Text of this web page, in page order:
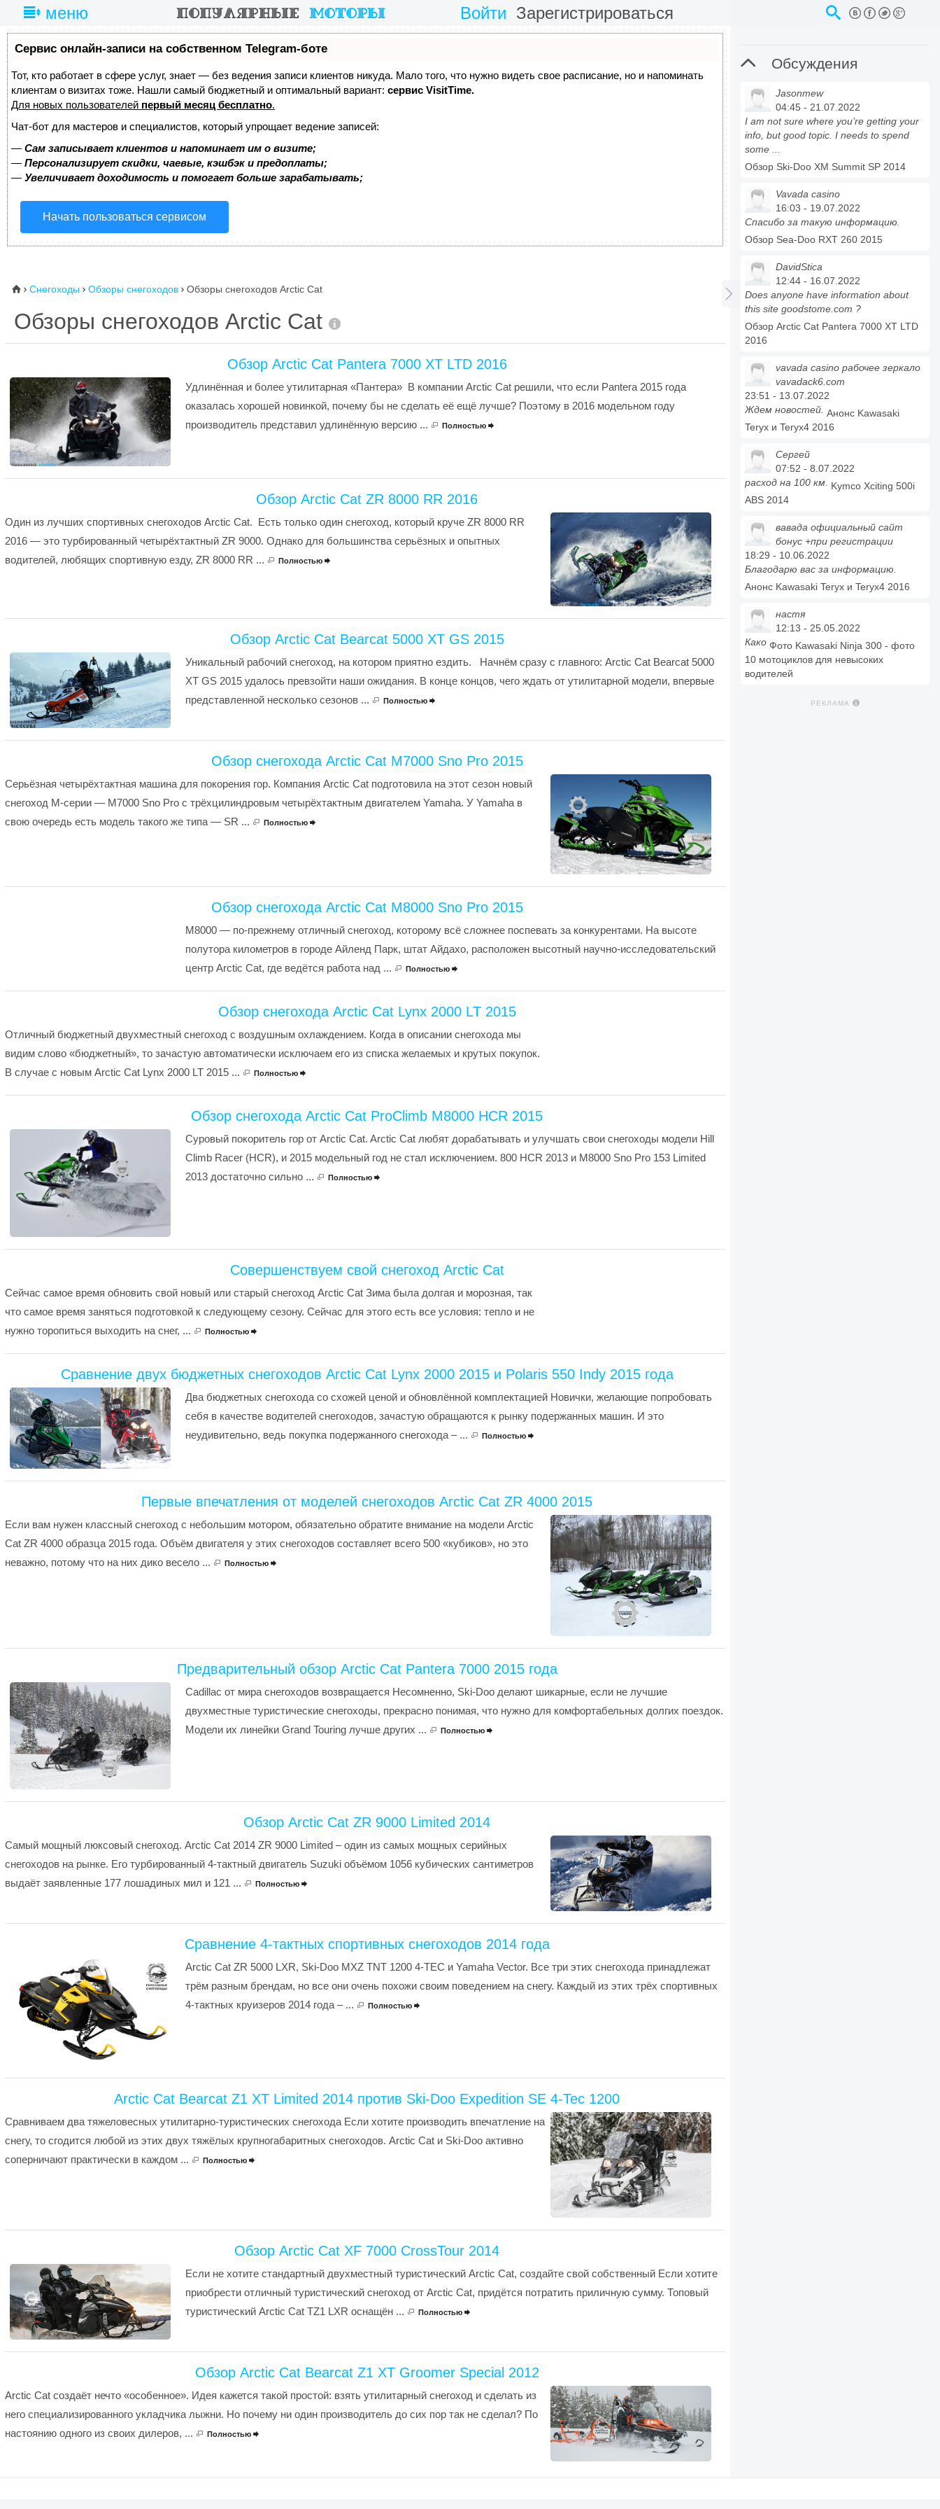
меню Войти Зарегистрироваться
Сервис онлайн-записи на собственном Telegram-боте
Тот, кто работает в сфере услуг, знает — без ведения записи клиентов никуда. Мало того, что нужно видеть свое расписание, но и напоминать
клиентам о визитах тоже. Нашли самый бюджетный и оптимальный вариант: сервис VisitTime.
Для новых пользователей первый месяц бесплатно.
Чат-бот для мастеров и специалистов, который упрощает ведение записей:
— Сам записывает клиентов и напоминает им о визите;
— Персонализирует скидки, чаевые, кэшбэк и предоплаты;
— Увеличивает доходимость и помогает больше зарабатывать;
Начать пользоваться сервисом
⌂  Снегоходы  Обзоры снегоходов  Обзоры снегоходов Arctic Cat
Обзоры снегоходов Arctic Cat
Обзор Arctic Cat Pantera 7000 XT LTD 2016
Удлинённая и более утилитарная «Пантера» В компании Arctic Cat решили, что если Pantera 2015 года
оказалась хорошей новинкой, почему бы не сделать её ещё лучше? Поэтому в 2016 модельном году
производитель представил удлинённую версию ...
Полностью 
Обзор Arctic Cat ZR 8000 RR 2016
Один из лучших спортивных снегоходов Arctic Cat. Есть только один снегоход, который круче ZR 8000 RR
2016 — это турбированный четырёхтактный ZR 9000. Однако для большинства серьёзных и опытных
водителей, любящих спортивную езду, ZR 8000 RR ...
Полностью 
Обзор Arctic Cat Bearcat 5000 XT GS 2015
Уникальный рабочий снегоход, на котором приятно ездить. Начнём сразу с главного: Arctic Cat Bearcat 5000
XT GS 2015 удалось превзойти наши ожидания. В конце концов, чего ждать от утилитарной модели, впервые
представленной несколько сезонов ...
Полностью 
Обзор снегохода Arctic Cat M7000 Sno Pro 2015
Серьёзная четырёхтактная машина для покорения гор. Компания Arctic Cat подготовила на этот сезон новый
снегоход M-серии — M7000 Sno Pro с трёхцилиндровым четырёхтактным двигателем Yamaha. У Yamaha в
свою очередь есть модель такого же типа — SR ...
Полностью 
Обзор снегохода Arctic Cat M8000 Sno Pro 2015
M8000 — по-прежнему отличный снегоход, которому всё сложнее поспевать за конкурентами. На высоте
полутора километров в городе Айленд Парк, штат Айдахо, расположен высотный научно-исследовательский
центр Arctic Cat, где ведётся работа над ...
Полностью 
Обзор снегохода Arctic Cat Lynx 2000 LT 2015
Отличный бюджетный двухместный снегоход с воздушным охлаждением. Когда в описании снегохода мы
видим слово «бюджетный», то зачастую автоматически исключаем его из списка желаемых и крутых покупок.
В случае с новым Arctic Cat Lynx 2000 LT 2015 ...
Полностью 
Обзор снегохода Arctic Cat ProClimb M8000 HCR 2015
Суровый покоритель гор от Arctic Cat. Arctic Cat любят дорабатывать и улучшать свои снегоходы модели Hill
Climb Racer (HCR), и 2015 модельный год не стал исключением. 800 HCR 2013 и M8000 Sno Pro 153 Limited
2013 достаточно сильно ...
Полностью 
Совершенствуем свой снегоход Arctic Cat
Сейчас самое время обновить свой новый или старый снегоход Arctic Cat Зима была долгая и морозная, так
что самое время заняться подготовкой к следующему сезону. Сейчас для этого есть все условия: тепло и не
нужно торопиться выходить на снег, ...
Полностью 
Сравнение двух бюджетных снегоходов Arctic Cat Lynx 2000 2015 и Polaris 550 Indy 2015 года
Два бюджетных снегохода со схожей ценой и обновлённой комплектацией Новички, желающие попробовать
себя в качестве водителей снегоходов, зачастую обращаются к рынку подержанных машин. И это
неудивительно, ведь покупка подержанного снегохода – ...
Полностью 
Первые впечатления от моделей снегоходов Arctic Cat ZR 4000 2015
Если вам нужен классный снегоход с небольшим мотором, обязательно обратите внимание на модели Arctic
Cat ZR 4000 образца 2015 года. Объём двигателя у этих снегоходов составляет всего 500 «кубиков», но это
неважно, потому что на них дико весело ...
Полностью 
Предварительный обзор Arctic Cat Pantera 7000 2015 года
Cadillac от мира снегоходов возвращается Несомненно, Ski-Doo делают шикарные, если не лучшие
двухместные туристические снегоходы, прекрасно понимая, что нужно для комфортабельных долгих поездок.
Модели их линейки Grand Touring лучше других ...
Полностью 
Обзор Arctic Cat ZR 9000 Limited 2014
Самый мощный люксовый снегоход. Arctic Cat 2014 ZR 9000 Limited – один из самых мощных серийных
снегоходов на рынке. Его турбированный 4-тактный двигатель Suzuki объёмом 1056 кубических сантиметров
выдаёт заявленные 177 лошадиных мил и 121 ...
Полностью 
Сравнение 4-тактных спортивных снегоходов 2014 года
Arctic Cat ZR 5000 LXR, Ski-Doo MXZ TNT 1200 4-TEC и Yamaha Vector. Все три этих снегохода принадлежат
трём разным брендам, но все они очень похожи своим поведением на снегу. Каждый из этих трёх спортивных
4-тактных круизеров 2014 года – ...
Полностью 
Arctic Cat Bearcat Z1 XT Limited 2014 против Ski-Doo Expedition SE 4-Tec 1200
Сравниваем два тяжеловесных утилитарно-туристических снегохода Если хотите производить впечатление на
снегу, то сгодится любой из этих двух тяжёлых крупногабаритных снегоходов. Arctic Cat и Ski-Doo активно
соперничают практически в каждом ...
Полностью 
Обзор Arctic Cat XF 7000 CrossTour 2014
Если не хотите стандартный двухместный туристический Arctic Cat, создайте свой собственный Если хотите
приобрести отличный туристический снегоход от Arctic Cat, придётся потратить приличную сумму. Топовый
туристический Arctic Cat TZ1 LXR оснащён ...
Полностью 
Обзор Arctic Cat Bearcat Z1 XT Groomer Special 2012
Arctic Cat создаёт нечто «особенное». Идея кажется такой простой: взять утилитарный снегоход и сделать из
него специализированного укладчика лыжни. Но почему ни один производитель до сих пор так не сделал? По
настоянию одного из своих дилеров, ...
Полностью 

 Обсуждения
Jasonmew
04:45 - 21.07.2022
I am not sure where you’re getting your
info, but good topic. I needs to spend
some ...
Обзор Ski-Doo XM Summit SP 2014
Vavada casino
16:03 - 19.07.2022
Спасибо за такую информацию.
Обзор Sea-Doo RXT 260 2015
DavidStica
12:44 - 16.07.2022
Does anyone have information about
this site goodstome.com ?
Обзор Arctic Cat Pantera 7000 XT LTD
2016
vavada casino рабочее зеркало
vavadack6.com
23:51 - 13.07.2022
Ждем новостей. Анонс Kawasaki
Teryx и Teryx4 2016
Сергей
07:52 - 8.07.2022
расход на 100 км. Kymco Xciting 500i
ABS 2014
вавада официальный сайт
бонус +при регистрации
18:29 - 10.06.2022
Благодарю вас за информацию.
Анонс Kawasaki Teryx и Teryx4 2016
настя
12:13 - 25.05.2022
Како Фото Kawasaki Ninja 300 - фото
10 мотоциклов для невысоких
водителей
РЕКЛАМА